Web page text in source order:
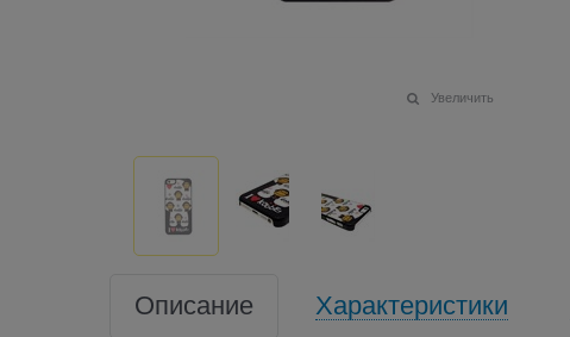
Увеличить
Описание Характеристики